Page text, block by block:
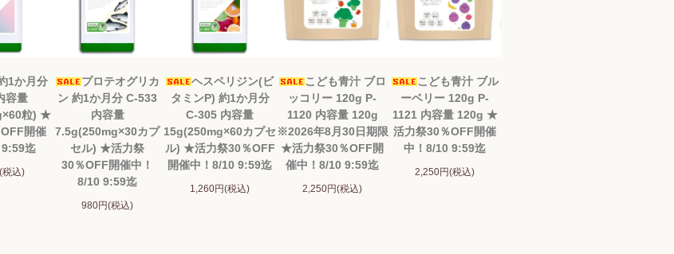
1か月分
容量
粒) ★
開催
迄
税込)
プロテオグリカ
ン 約1か月分 C-533
内容量
7.5g(250mg×30カプ
セル) ★活力祭
30％OFF開催中！
8/10 9:59迄
980円(税込)
ヘスペリジン(ビ
タミンP) 約1か月分
C-305 内容量
15g(250mg×60カプセ
ル) ★活力祭30％OFF
開催中！8/10 9:59迄
1,260円(税込)
こども青汁 ブロ
ッコリー 120g P-
1120 内容量 120g
※2026年8月30日期限
★活力祭30％OFF開
催中！8/10 9:59迄
2,250円(税込)
こども青汁 ブル
ーベリー 120g P-
1121 内容量 120g ★
活力祭30％OFF開催
中！8/10 9:59迄
2,250円(税込)